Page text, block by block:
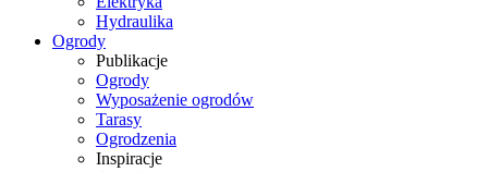
Hydraulika
Ogrody
Publikacje
Ogrody
Wyposażenie ogrodów
Tarasy
Ogrodzenia
Inspiracje